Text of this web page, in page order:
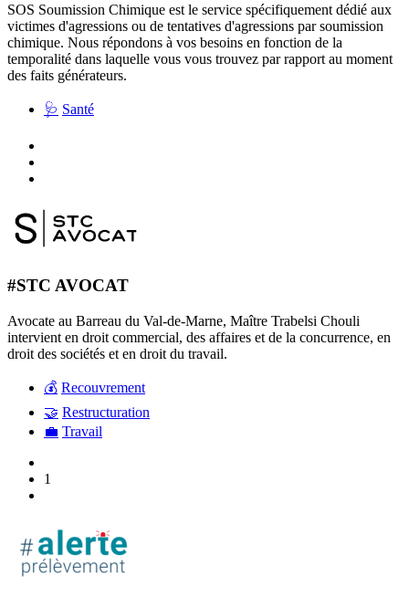
SOS Soumission Chimique est le service spécifiquement dédié aux
victimes d'agressions ou de tentatives d'agressions par soumission
chimique. Nous répondons à vos besoins en fonction de la
temporalité dans laquelle vous vous trouvez par rapport au moment
des faits générateurs.
🩺 Santé
#STC AVOCAT
Avocate au Barreau du Val-de-Marne, Maître Trabelsi Chouli
intervient en droit commercial, des affaires et de la concurrence, en
droit des sociétés et en droit du travail.
💰 Recouvrement
🤝 Restructuration
💼 Travail
1